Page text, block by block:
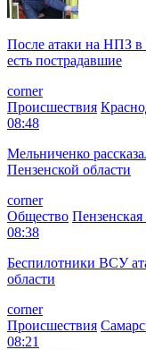
После атаки на НПЗ в
есть пострадавшие
corner
Происшествия
08:48
Мельниченко
Пензенской области
corner
Общество Пензенская
08:38
Беспилотники ВСУ
области
corner
Происшествия
08:21